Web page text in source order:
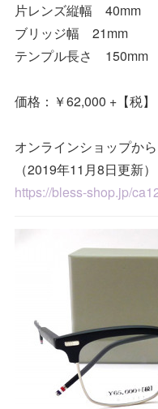
片レンズ縦幅 40mm
ブリッジ幅 21mm
テンプル長さ 150mm
価格：￥62,000 +【税】
オンラインショップから
（2019年11月8日更新）
https://bless-shop.jp/